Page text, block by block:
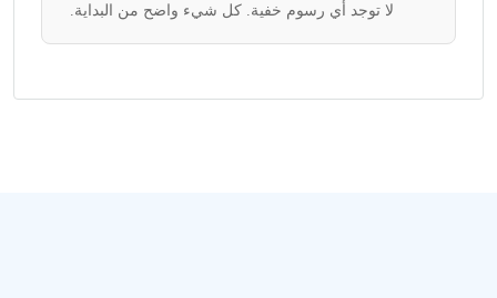
لا توجد أي رسوم خفية. كل شيء واضح من البداية.